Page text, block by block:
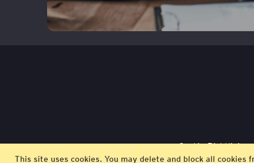
This site uses cookies. You may delete and block all
Cookie-Richtlinie